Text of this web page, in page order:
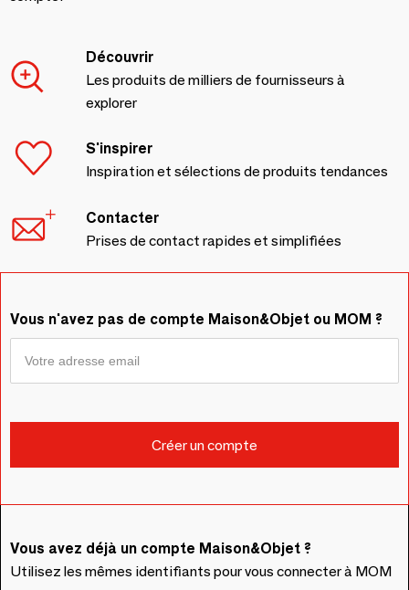
Découvrir
Les produits de milliers de fournisseurs à
explorer
S'inspirer
Inspiration et sélections de produits tendances
Contacter
Prises de contact rapides et simplifiées
Vous n'avez pas de compte Maison&Objet ou MOM ?
Vous avez déjà un compte Maison&Objet ?
Utilisez les mêmes identifiants pour vous connecter à MOM